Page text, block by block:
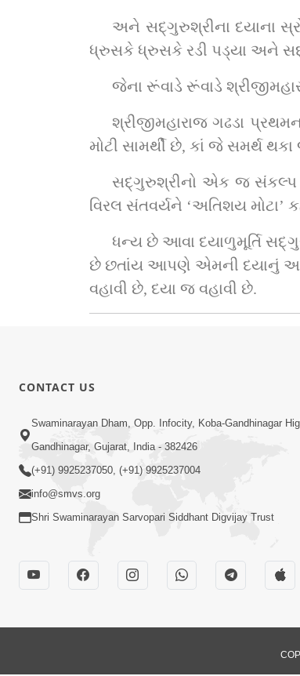
અને સદ્‌ગુરુશ્રીના દયાના સ્રોતથી મૂળજીભાઈનું અંતર નિર્મળ થઈ ગયું. હૃદય પીગળી ગયું. અંતરમાં હચમચાટ થઈ ગયો. પશ્ચાત્તાપ કરતાં
શ્રીજીમહારાજ ગઢડા
મોટી સામર્થી છે, કાં જે સમર્થ
સદ્‌ગુરુશ્રીનો એક જ સંકલ્પ કે કેમ કરીને જીવનું રૂડું થાય ! અને માટે સ્વયં ધણી શ્રીજીમહારાજ, અનંતકોટિ બ્રહ્માંડનો નાથ, આવડા
વિરલ સંતવર્યને ‘અતિશય મોટા’
ધન્ય છે આવા દયાળુમૂર્તિ સદ્‌ગુરુશ્રીને કે જેમણે પોતાના સમગ્ર જીવનકાળ દરમ્યાન નાનાં-મોટાં આવાં તો અનેકાનેક અપમાનોને સહન કર્યાં
છે છતાંય આપણે એમની દયાનું આ
વહાવી છે, દયા જ વહાવી છે.
CONTACT US
Swaminarayan Dham, Opp. Infocity, Koba-Gandhinagar
Gandhinagar, Gujarat, India - 382426
(+91) 9925237050, (+91) 9925237004
info@smvs.org
Shri Swaminarayan Sarvopari Siddhant Digvijay Trust